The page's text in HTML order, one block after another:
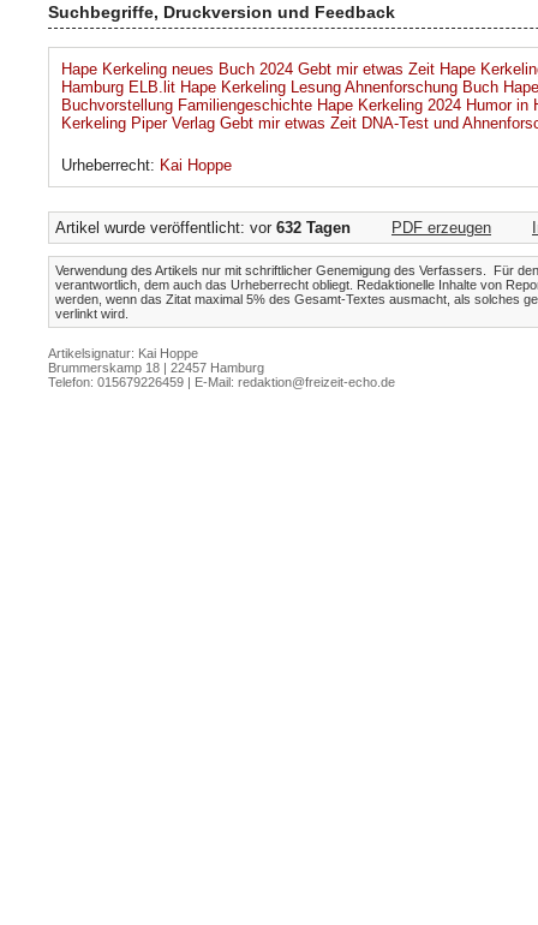
Suchbegriffe, Druckversion und Feedback
Hape Kerkeling neues Buch 2024 Gebt mir etwas Zeit Hape
Hamburg ELB.lit Hape Kerkeling Lesung Ahnenforschung Buch
Buchvorstellung Familiengeschichte Hape Kerkeling 2024 Humor in
Kerkeling Piper Verlag Gebt mir etwas Zeit DNA-Test und
Urheberrecht: Kai Hoppe
Artikel wurde veröffentlicht: vor 632 Tagen PDF erzeugen
Verwendung des Artikels nur mit schriftlicher Genemigung des Verfassers. Für
verantwortlich, dem auch das Urheberrecht obliegt. Redaktionelle Inhalte von
werden, wenn das Zitat maximal 5% des Gesamt-Textes ausmacht, als solches
verlinkt wird.
Artikelsignatur: Kai Hoppe
Brummerskamp 18 | 22457 Hamburg
Telefon: 015679226459 | E-Mail: redaktion@freizeit-echo.de